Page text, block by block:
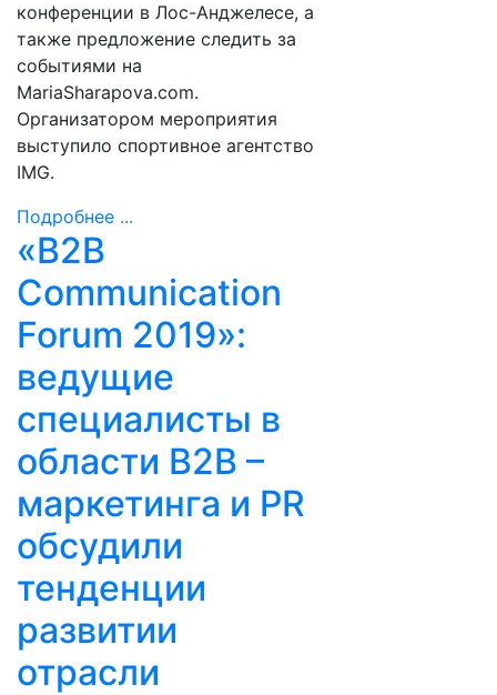
конференции в Лос-Анджелесе, а
также предложение следить за
событиями на
MariaSharapova.com.
Организатором мероприятия
выступило спортивное агентство
IMG.
Подробнее ...
«B2B
Communication
Forum 2019»:
ведущие
специалисты в
области B2B –
маркетинга и PR
обсудили
тенденции
развитии
отрасли